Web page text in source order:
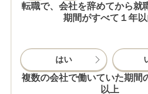
転職で、会社を辞めてから就
期間がすべて１年
はい
複数の会社で働いていた期間
以上